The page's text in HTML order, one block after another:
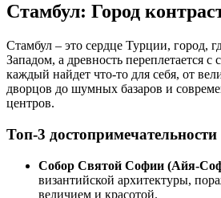
Стамбул: Город
Стамбул – это сердце Турции, город,
Западом, а древность переплетается с
каждый найдет что-то для себя, от
дворцов до шумных базаров и
центров.
Топ-3
Собор Святой Софии (Айя-
византийской архитектуры,
величием и красотой.